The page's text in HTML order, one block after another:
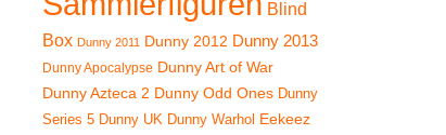
Blind
Box Dunny 2011 Dunny 2012 Dunny 2013
Dunny Apocalypse Dunny Art of War
Dunny Azteca 2 Dunny Odd Ones Dunny
Series 5 Dunny UK Dunny Warhol Eekeez